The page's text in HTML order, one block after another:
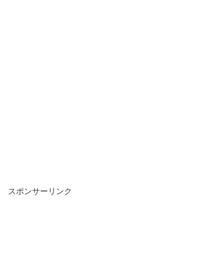
スポンサーリンク